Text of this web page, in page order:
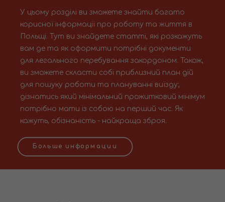
У цьому розділі ви зможете знайти багато
корисної інформації про роботу та життя в
Польщі. Тут ви знайдете статті, які розкажуть
вам де та як оформити потрібні документи
для легального перебування закордоном. Також,
ви зможете скласти собі приблизний план дій
для пошуку роботи та плануванні виїзду;
дізнатись який мінімальний прожитковий мінімум
потрібно мати із собою на перший час. Як
кажуть, обізнаність - найкраща зброя.
Больше информации